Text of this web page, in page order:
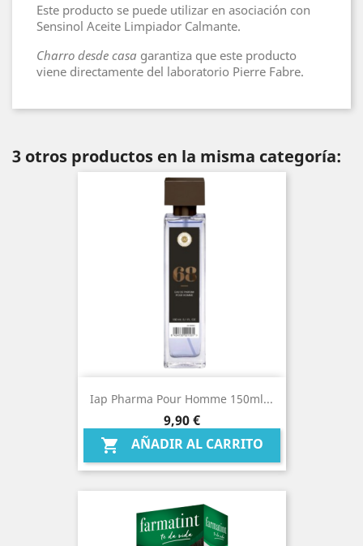
Este producto se puede utilizar en asociación con
Sensinol Aceite Limpiador Calmante.
Charro desde casa garantiza que este producto
viene directamente del laboratorio Pierre Fabre.
3 otros productos en la misma categoría:
Iap Pharma Pour Homme 150ml...
Precio
9,90 €
 AÑADIR AL CARRITO